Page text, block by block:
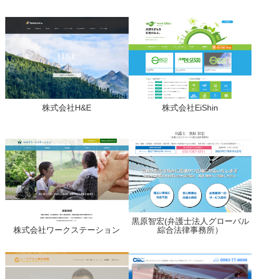
株式会社H&E 株式会社EiShin
株式会社ワークステーション
黒原智宏(弁護士法人グローバル
綜合法律事務所）